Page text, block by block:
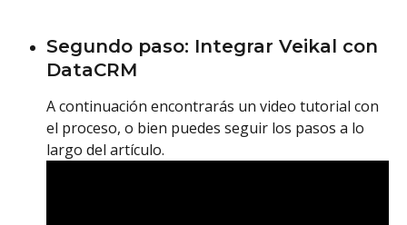
Segundo paso: Integrar Veikal con
DataCRM
A continuación encontrarás un video tutorial con
el proceso, o bien puedes seguir los pasos a lo
largo del artículo.